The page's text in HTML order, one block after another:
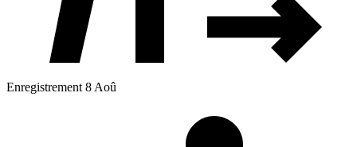
Enregistrement 8 Aoû